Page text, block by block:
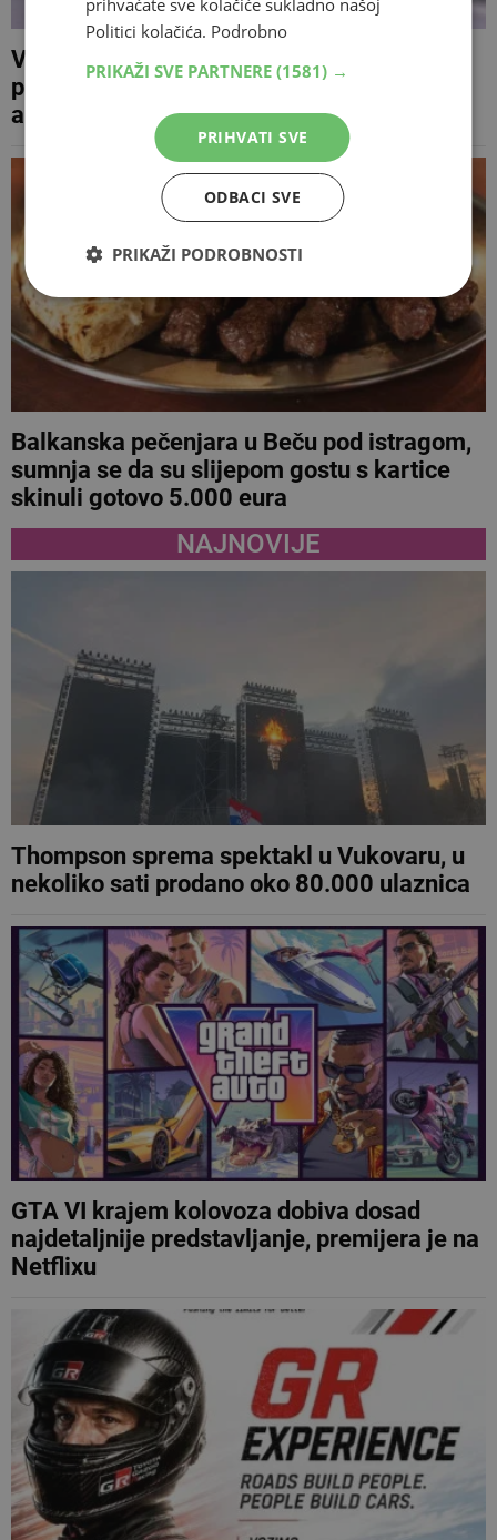
Vozač iz BiH jurio 154 km/h u Austriji,
privremeno mu zaplijenjen luksuzni
automobil
Balkanska pečenjara u Beču pod istragom,
sumnja se da su slijepom gostu s kartice
skinuli gotovo 5.000 eura
NAJNOVIJE
Thompson sprema spektakl u Vukovaru, u
nekoliko sati prodano oko 80.000 ulaznica
GTA VI krajem kolovoza dobiva dosad
najdetaljnije predstavljanje, premijera je na
Netflixu
Politici kolačića. Podrobno
PRIKAŽI SVE PARTNERE (1581) →
PRIHVATI SVE
ODBACI SVE
PRIKAŽI PODROBNOSTI